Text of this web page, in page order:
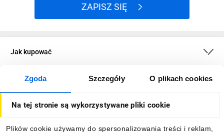
Zgoda Szczegóły O plikach cookies
Na tej stronie są wykorzystywane pliki cookie
Plików cookie używamy do spersonalizowania treści i reklam,
ZAPISZ SIĘ
Jak kupować
O firmie